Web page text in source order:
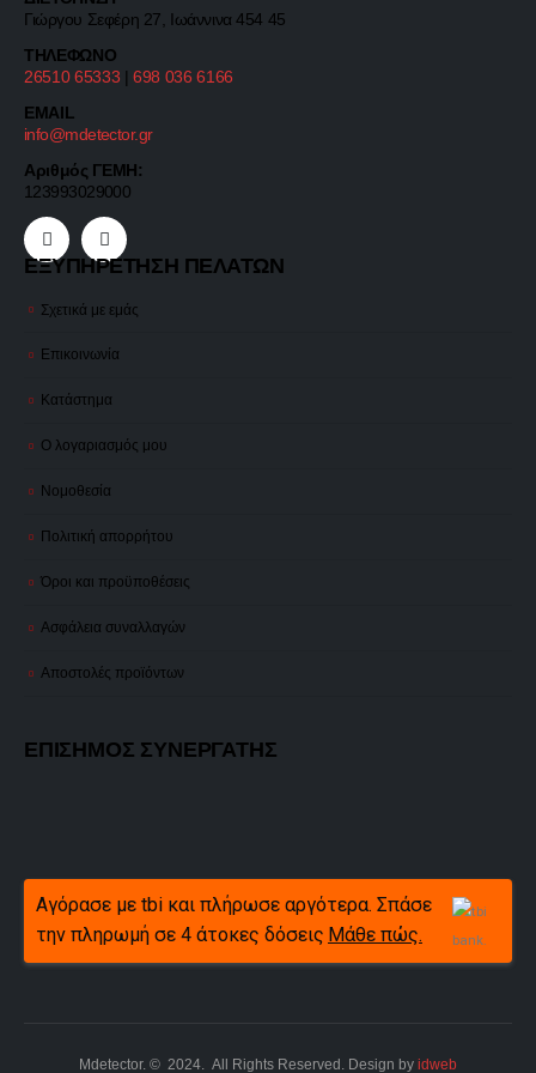
Γιώργου Σεφέρη 27, Ιωάννινα 454 45
ΤΗΛΕΦΩΝΟ
26510 65333 |698 036 6166
EMAIL
info@mdetector.gr
Αριθμός ΓΕΜΗ:
123993029000
ΕΞΥΠΗΡΕΤΗΣΗ ΠΕΛΑΤΩΝ
Σχετικά με εμάς
Επικοινωνία
Κατάστημα
Ο λογαριασμός μου
Νομοθεσία
Πολιτική απορρήτου
Όροι και προϋποθέσεις
Ασφάλεια συναλλαγών
Αποστολές προϊόντων
ΕΠΙΣΗΜΟΣ ΣΥΝΕΡΓΑΤΗΣ
Αγόρασε με tbi και πλήρωσε αργότερα. Σπάσε
την πληρωμή σε 4 άτοκες δόσεις Μάθε πώς.
Mdetector. © 2024. All Rights Reserved. Design by idweb